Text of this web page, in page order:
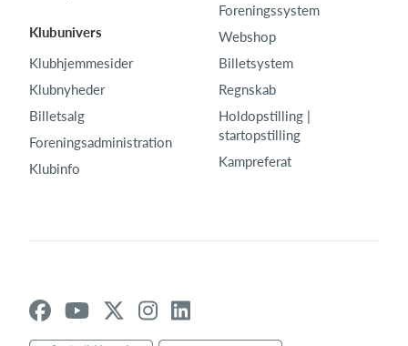
Klubunivers
Klubhjemmesider
Klubnyheder
Billetsalg
Foreningsadministration
Klubinfo
Foreningssystem
Webshop
Billetsystem
Regnskab
Holdopstilling |
startopstilling
Kampreferat